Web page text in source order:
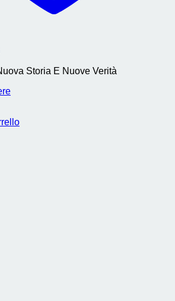
Storia E Nuove Verità